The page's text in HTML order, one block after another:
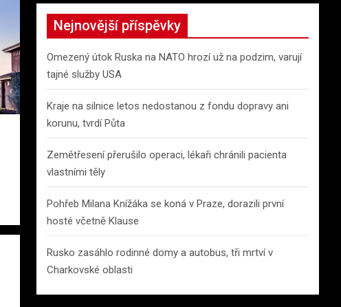
r
h
Nejnovější příspěvky
Omezený útok Ruska na NATO hrozí už na podzim, varují
tajné služby USA
Kraje na silnice letos nedostanou z fondu dopravy ani
korunu, tvrdí Půta
Zemětřesení přerušilo operaci, lékaři chránili pacienta
vlastními těly
Pohřeb Milana Knížáka se koná v Praze, dorazili první
hosté včetně Klause
Rusko zasáhlo rodinné domy a autobus, tři mrtví v
Charkovské oblasti